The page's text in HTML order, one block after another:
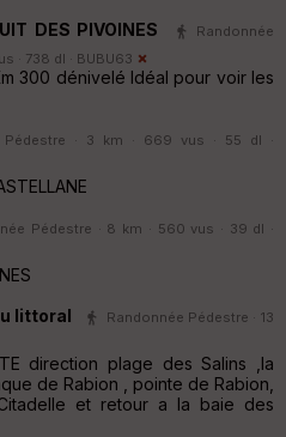
DES PIVOINES
Randonnée
· 738 dl · BUBU63
300 dénivelé Idéal pour voir les
Pédestre · 3 km · 669 vus · 55 dl ·
Pédestre · 8 km · 560 vus · 39 dl ·
littoral
Randonnée Pédestre · 13
direction plage des Salins ,la
de Rabion , pointe de Rabion,
et retour a la baie des